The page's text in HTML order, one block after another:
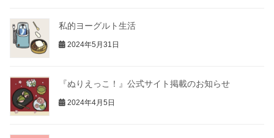
私的ヨーグルト生活
2024年5月31日
『ぬりえっこ！』公式サイト掲載のお知らせ
2024年4月5日